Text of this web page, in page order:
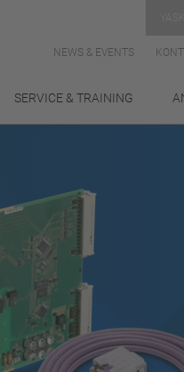
NEWS & EVENTS
SERVICE & TRAINING